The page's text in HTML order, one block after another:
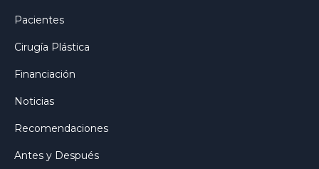
Pacientes
Cirugía Plástica
Financiación
Noticias
Recomendaciones
Antes y Después